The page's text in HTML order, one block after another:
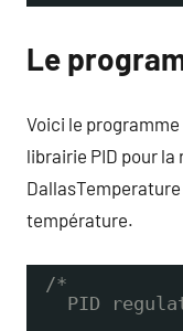
Le
Voici le
librairie PID pour
température.
/*
PID